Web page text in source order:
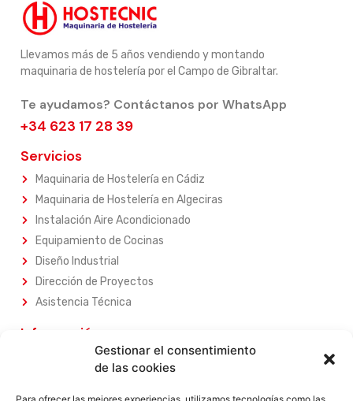
Gestionar el consentimiento
de las cookies
Llevamos más de 5 años vendiendo y montando
maquinaria de hostelería por el Campo de Gibraltar.
Te ayudamos? Contáctanos por WhatsApp
+34 623 17 28 39
Servicios
Maquinaria de Hostelería en Cádiz
Maquinaria de Hostelería en Algeciras
Instalación Aire Acondicionado
Equipamiento de Cocinas
Diseño Industrial
Dirección de Proyectos
Asistencia Técnica
Información
Sobre Nosotros
Nuestros Servicios
Nuestros Productos